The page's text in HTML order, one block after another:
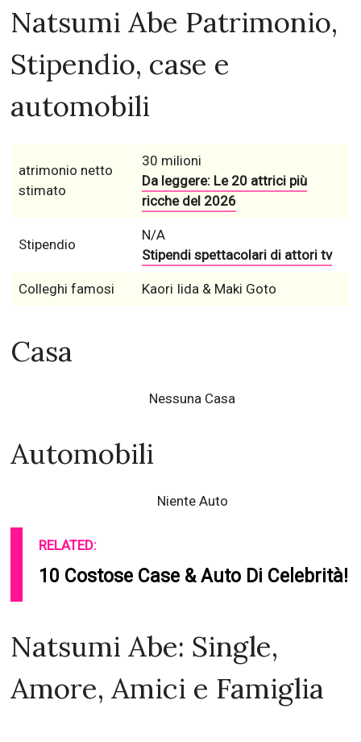
Natsumi Abe Patrimonio,
Stipendio, case e
automobili
atrimonio netto
stimato
30 milioni
Da leggere: Le 20 attrici più
ricche del 2026
Stipendio
N/A
Stipendi spettacolari di attori tv
Colleghi famosi Kaori Iida & Maki Goto
Casa
Nessuna Casa
Automobili
Niente Auto
RELATED:
10 Costose Case & Auto Di Celebrità!
Natsumi Abe: Single,
Amore, Amici e Famiglia